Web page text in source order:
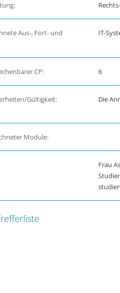
Aus-, Fort- und
IT-
CP: 6
Gültigkeit: Die
Module:
Frau